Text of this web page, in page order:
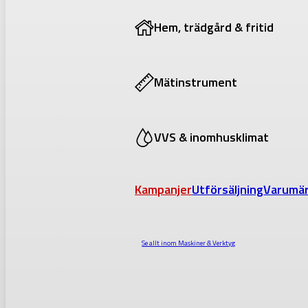
Hem, trädgård & fritid
Mätinstrument
VVS & inomhusklimat
KampanjerUtförsäljning
Se allt inom Maskiner & Verktyg